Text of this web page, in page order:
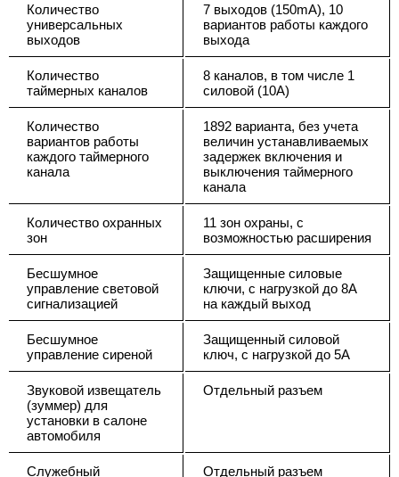
Количество
универсальных
выходов
7 выходов (150mA), 10
вариантов работы каждого
выхода
Количество
таймерных каналов
8 каналов, в том числе 1
силовой (10А)
Количество
вариантов работы
каждого таймерного
канала
1892 варианта, без учета
величин устанавливаемых
задержек включения и
выключения таймерного
канала
Количество охранных
зон
11 зон охраны, с
возможностью расширения
Бесшумное
управление световой
сигнализацией
Защищенные силовые
ключи, с нагрузкой до 8А
на каждый выход
Бесшумное
управление сиреной
Защищенный силовой
ключ, с нагрузкой до 5А
Звуковой извещатель
(зуммер) для
установки в салоне
автомобиля
Отдельный разъем
Служебный
Отдельный разъем